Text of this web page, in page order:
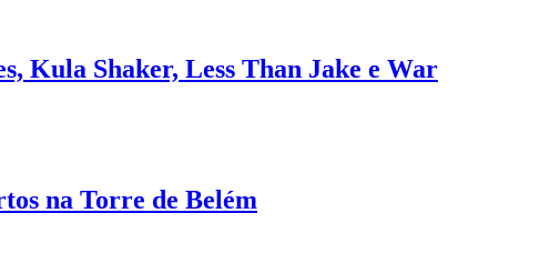
Kula Shaker, Less Than Jake e War
na Torre de Belém